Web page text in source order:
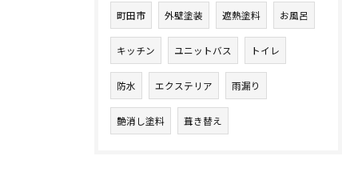
町田市 外壁塗装 遮熱塗料 お風呂
キッチン ユニットバス トイレ
防水 エクステリア 雨漏り
艶消し塗料 葺き替え